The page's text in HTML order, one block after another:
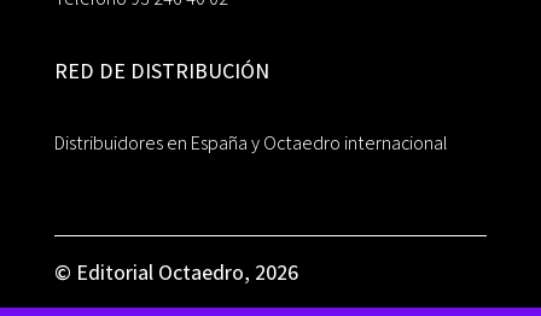
RED DE DISTRIBUCIÓN
Distribuidores en España y Octaedro internacional
© Editorial Octaedro, 2026